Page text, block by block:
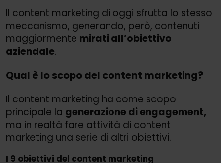
Il content marketing di oggi sfrutta lo stesso
meccanismo, generando, però, contenuti
maggiormente mirati all’obiettivo
aziendale.
Qual è lo scopo del content marketing?
Il content marketing ha come scopo
principale la generazione di engagement,
ma in realtà fare attività di content
marketing una serie di altri obiettivi.
I 9 obiettivi del content marketing